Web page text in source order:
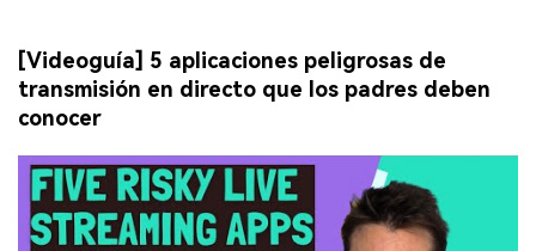
[Videoguía] 5 aplicaciones peligrosas de
transmisión en directo que los padres deben
conocer